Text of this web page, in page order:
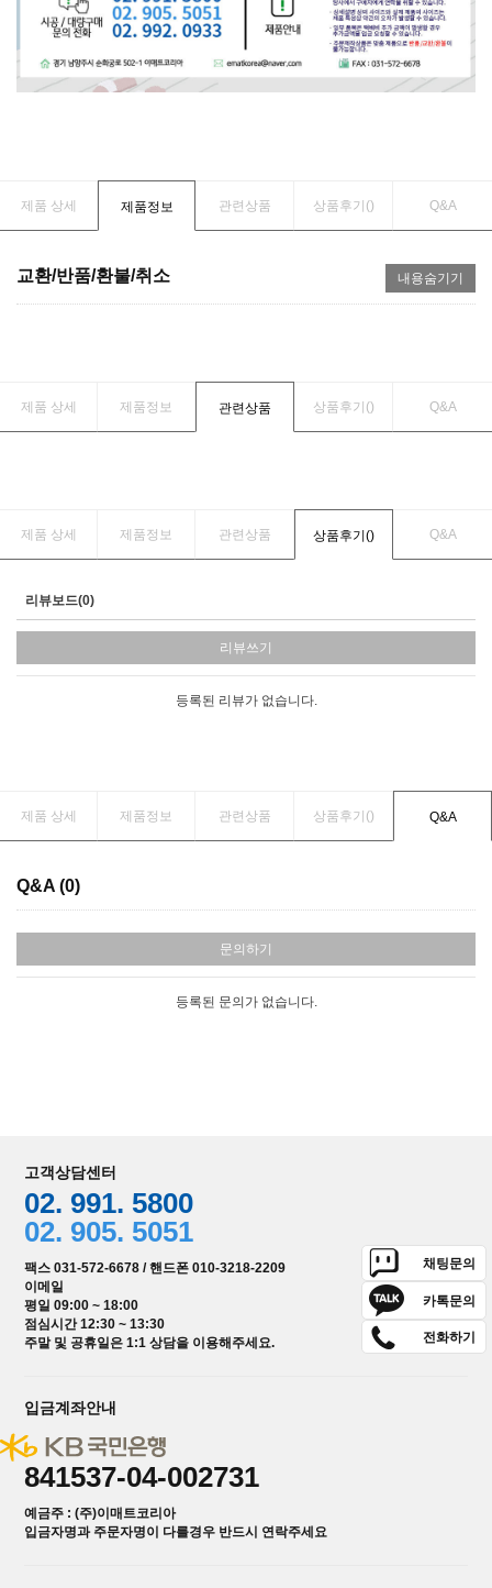
제품 상세 제품정보 관련상품 상품후기() Q&A
교환/반품/환불/취소 내용숨기기
제품 상세 제품정보 관련상품 상품후기() Q&A
제품 상세 제품정보 관련상품 상품후기() Q&A
리뷰보드(0)
리뷰쓰기
등록된 리뷰가 없습니다.
제품 상세 제품정보 관련상품 상품후기() Q&A
Q&A (0)
문의하기
등록된 문의가 없습니다.
고객상담센터
02. 991. 5800
02. 905. 5051
팩스 031-572-6678 / 핸드폰 010-3218-2209
이메일
평일 09:00 ~ 18:00
점심시간 12:30 ~ 13:30
주말 및 공휴일은 1:1 상담을 이용해주세요.
채팅문의
카톡문의
전화하기
입금계좌안내
841537-04-002731
예금주 : (주)이매트코리아
입금자명과 주문자명이 다를경우 반드시 연락주세요